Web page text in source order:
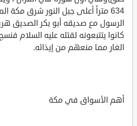
634 متراً أعلى جبل النور شرق مكة
الرسول مع صديقه أبو بكر الصديق
كانوا يتتبعونه لقتله عليه السلام
الغار مما منعهم من إيذائه.
أهم الأسواق في مكة